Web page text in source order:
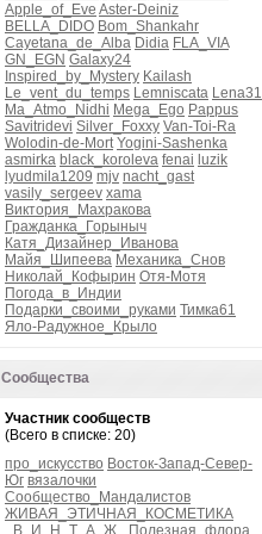
Apple_of_Eve Aster-Deiniz
BELLA_DIDO Bom_Shankahr
Cayetana_de_Alba Didia FLA_VIA
GN_EGN Galaxy24
Inspired_by_Mystery Kailash
Le_vent_du_temps Lemniscata Lena31
Ma_Atmo_Nidhi Mega_Ego Pappus
Savitridevi Silver_Foxxy Van-Toi-Ra
Wolodin-de-Mort Yogini-Sashenka
asmirka black_koroleva fenai luzik
lyudmila1209 mjv nacht_gast
vasily_sergeev xama
Виктория_Махракова
Гражданка_Горыныч
Катя_Дизайнер_Иванова
Майя_Шипеева Механика_Снов
Николай_Кофырин Отя-Мотя
Погода_в_Индии
Подарки_своими_руками Тимка61
Яло-Радужное_Крыло
Сообщества
Участник сообществ
(Всего в списке: 20)
про_искусство Восток-Запад-Север-
Юг вязалочки
Сообщество_Мандалистов
ЖИВАЯ_ЭТИЧНАЯ_КОСМЕТИКА
_В_И_Н_Т_А_Ж_
Полезная_флора